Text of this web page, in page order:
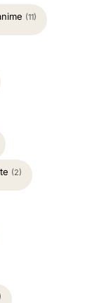
(11)
(2)